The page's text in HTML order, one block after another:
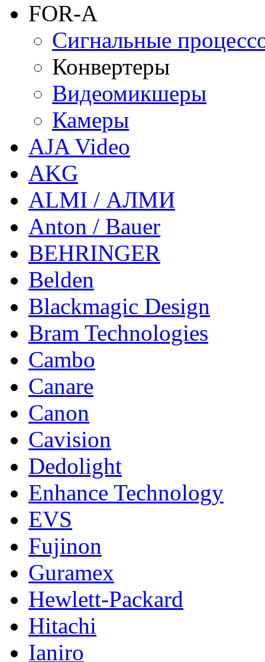
FOR-A
Сигнальные
Конвертеры
Видеомикшеры
Камеры
AJA Video
AKG
ALMI / АЛМИ
Anton / Bauer
BEHRINGER
Belden
Blackmagic Design
Bram Technologies
Cambo
Canare
Canon
Cavision
Dedolight
Enhance Technology
EVS
Fujinon
Guramex
Hewlett-Packard
Hitachi
Ianiro